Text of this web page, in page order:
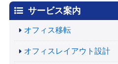
サービス案内
オフィス移転
オフィスレイアウト設計